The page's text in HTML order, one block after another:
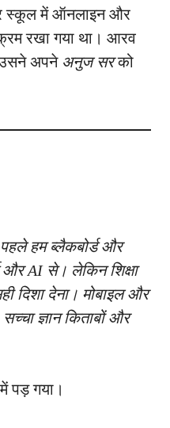
स्कूल में ऑनलाइन और
रखा गया था। आरव
उसने अपने अनुज सरको
हम ब्लैकबोर्ड और
और AI से। लेकिन शिक्षा
दिशा देना। मोबाइल और
ज्ञान किताबों और
पड़ गया।